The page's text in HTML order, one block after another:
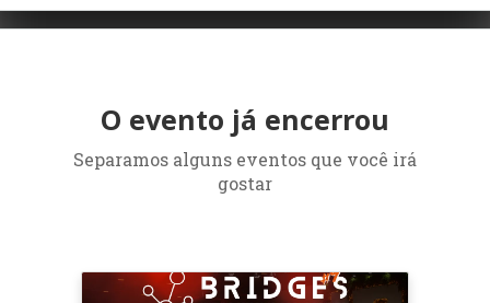
O evento já encerrou
Separamos alguns eventos que você irá
gostar